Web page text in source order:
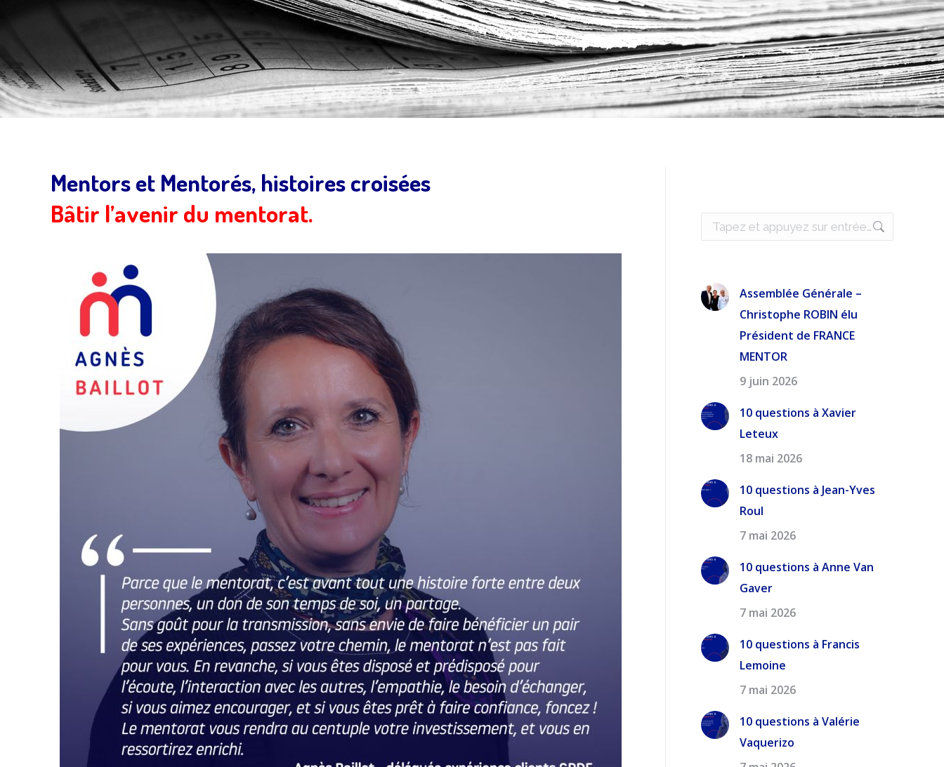
Mentors et Mentorés, histoires croisées
Bâtir l’avenir du mentorat.
Recherche
:
Assemblée Générale –
Christophe ROBIN élu
Président de FRANCE
MENTOR
9 juin 2026
10 questions à Xavier
Leteux
18 mai 2026
10 questions à Jean-Yves
Roul
7 mai 2026
10 questions à Anne Van
Gaver
7 mai 2026
10 questions à Francis
Lemoine
7 mai 2026
10 questions à Valérie
Vaquerizo